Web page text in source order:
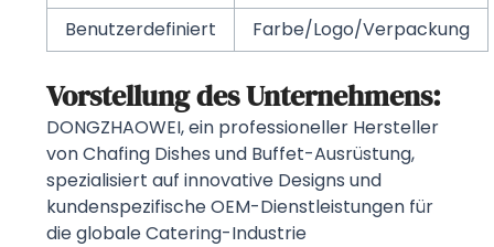
Benutzerdefiniert
Farbe/Logo/Verpackung
Vorstellung des Unternehmens:
DONGZHAOWEI, ein professioneller Hersteller
von Chafing Dishes und Buffet-Ausrüstung,
spezialisiert auf innovative Designs und
kundenspezifische OEM-Dienstleistungen für
die globale Catering-Industrie